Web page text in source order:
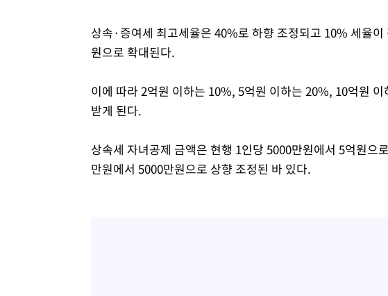
상속·증여세 최고세율은 40%로 하향 조정되고 10% 세율
원으로 확대된다.
이에 따라 2억원 이하는 10%, 5억원 이하는 20%, 10억원
받게 된다.
상속세 자녀공제 금액은 현행 1인당 5000만원에서 5억원으
만원에서 5000만원으로 상향 조정된 바 있다.